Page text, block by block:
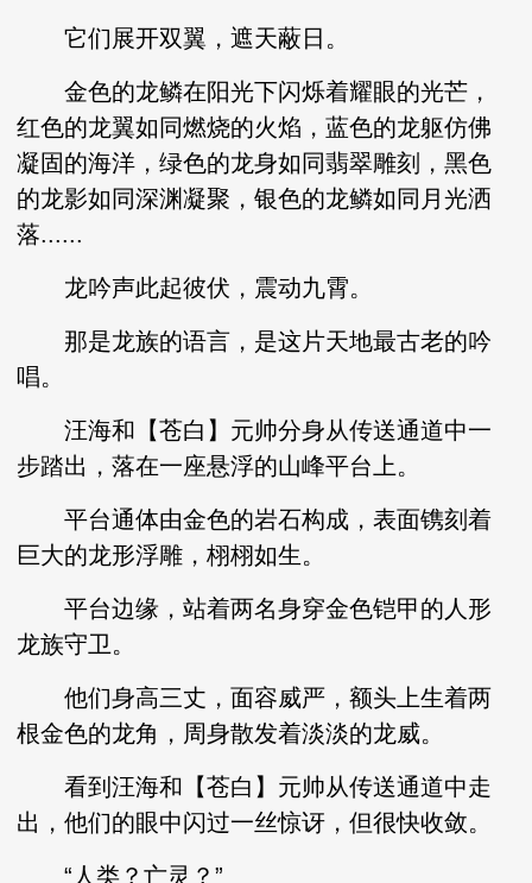
它们展开双翼，遮天蔽日。
金色的龙鳞在阳光下闪烁着耀眼的光芒，
红色的龙翼如同燃烧的火焰，蓝色的龙躯仿佛
凝固的海洋，绿色的龙身如同翡翠雕刻，黑色
的龙影如同深渊凝聚，银色的龙鳞如同月光洒
落......
龙吟声此起彼伏，震动九霄。
那是龙族的语言，是这片天地最古老的吟
唱。
汪海和【苍白】元帅分身从传送通道中一
步踏出，落在一座悬浮的山峰平台上。
平台通体由金色的岩石构成，表面镌刻着
巨大的龙形浮雕，栩栩如生。
平台边缘，站着两名身穿金色铠甲的人形
龙族守卫。
他们身高三丈，面容威严，额头上生着两
根金色的龙角，周身散发着淡淡的龙威。
看到汪海和【苍白】元帅从传送通道中走
出，他们的眼中闪过一丝惊讶，但很快收敛。
“人类？亡灵？”